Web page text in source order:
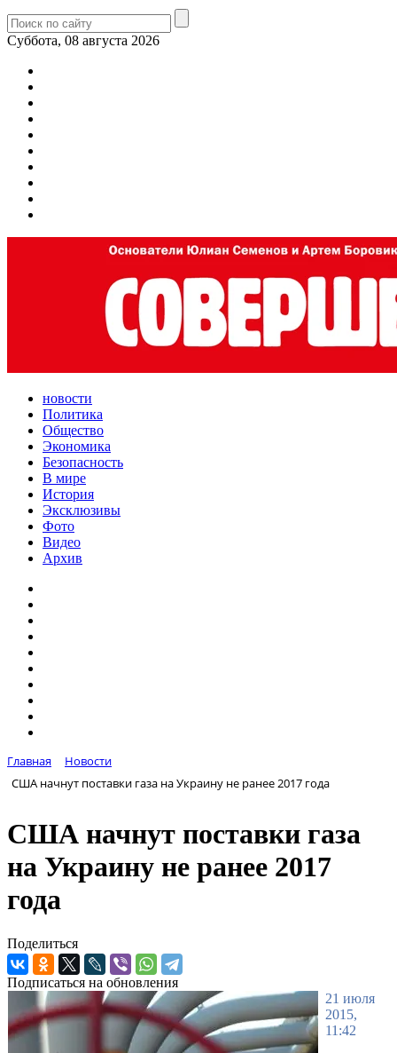
Суббота, 08 августа 2026
новости
Политика
Общество
Экономика
Безопасность
В мире
История
Эксклюзивы
Фото
Видео
Архив
Главная
Новости
США начнут поставки газа на Украину не ранее 2017 года
США начнут поставки газа
на Украину не ранее 2017
года
Поделиться
Подписаться на обновления
21 июля
2015,
11:42